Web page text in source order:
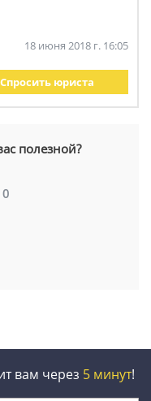
18 июня 2018 г. 16:05
Спросить юриста
полезной?
0
вам через 5 минут!